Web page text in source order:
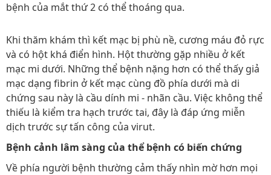
bệnh của mắt thứ 2 có thể thoáng qua.
Khi thăm khám thì kết mạc bị phù nề, cương máu đỏ rực
và có hột khá điển hình. Hột thường gặp nhiều ở kết
mạc mi dưới. Những thể bệnh nặng hơn có thể thấy giả
mạc dạng fibrin ở kết mạc cùng đồ phía dưới mà di
chứng sau này là cầu dính mi - nhãn cầu. Việc không thể
thiếu là kiểm tra hạch trước tai, đây là đáp ứng miễn
dịch trước sự tấn công của virut.
Bệnh cảnh lâm sàng của thể bệnh có biến chứng
Về phía người bệnh thường cảm thấy nhìn mờ hơn mọi